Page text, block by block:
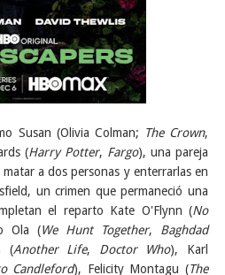
Susan (Olivia Colman; The Crown,
(Harry Potter, Fargo), una pareja
a dos personas y enterrarlas en
un crimen que permaneció una
el reparto Kate O'Flynn (No
Ola (We Hunt Together, Baghdad
(Another Life, Doctor Who), Karl
Candleford), Felicity Montagu (The